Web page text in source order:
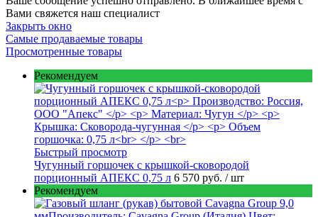
Вами свяжется наш специалист
Закрыть окно
Самые продаваемые товары
Просмотренные товары
Рекомендуем
Быстрый просмотр
Чугунный горшочек с крышкой-сковородой
порционный АПЕКС 0,75 л 6 570 руб. / шт
Рекомендуем